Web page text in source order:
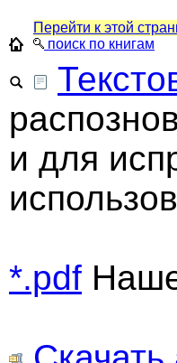
Перейти к этой
поиск по книгам
и для
*.pdf